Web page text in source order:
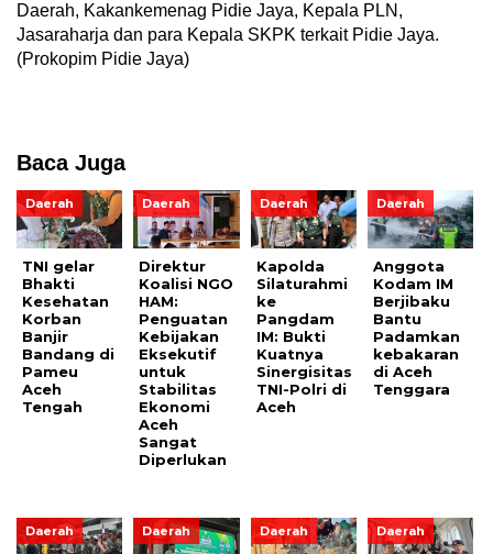
Daerah, Kakankemenag Pidie Jaya, Kepala PLN,
Jasaraharja dan para Kepala SKPK terkait Pidie Jaya.
(Prokopim Pidie Jaya)
Baca Juga
Daerah
TNI gelar
Bhakti
Kesehatan
Korban
Banjir
Bandang di
Pameu
Aceh
Tengah
Daerah
Direktur
Koalisi NGO
HAM:
Penguatan
Kebijakan
Eksekutif
untuk
Stabilitas
Ekonomi
Aceh
Sangat
Diperlukan
Daerah
Kapolda
Silaturahmi
ke
Pangdam
IM: Bukti
Kuatnya
Sinergisitas
TNI-Polri di
Aceh
Daerah
Anggota
Kodam IM
Berjibaku
Bantu
Padamkan
kebakaran
di Aceh
Tenggara
Daerah Daerah Daerah Daerah